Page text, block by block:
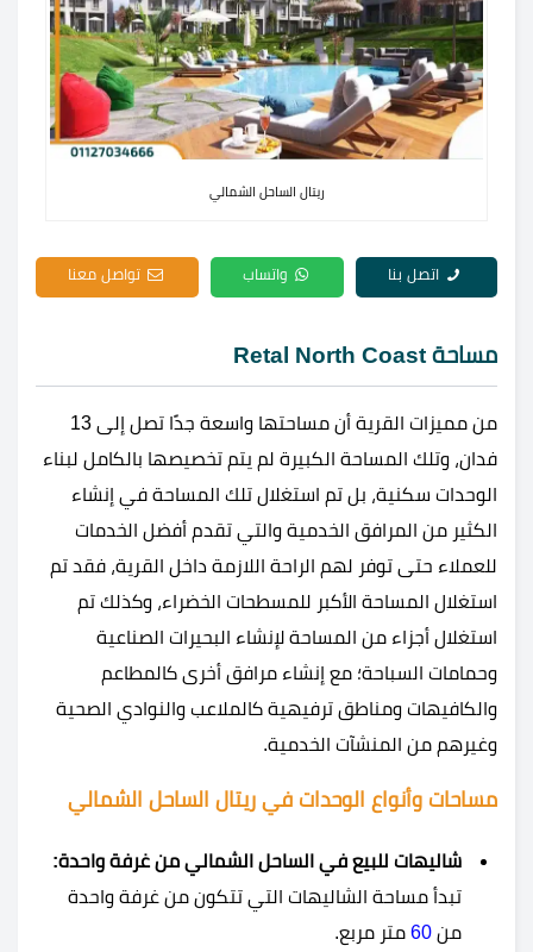
ريتال الساحل الشمالي
اتصل بنا واتساب تواصل معنا
مساحة Retal North Coast
من مميزات القرية أن مساحتها واسعة جدًا تصل إلى 13
فدان، وتلك المساحة الكبيرة لم يتم تخصيصها بالكامل لبناء
الوحدات سكنية، بل تم استغلال تلك المساحة في إنشاء
الكثير من المرافق الخدمية والتي تقدم أفضل الخدمات
للعملاء حتى توفر لهم الراحة اللازمة داخل القرية، فقد تم
استغلال المساحة الأكبر للمسطحات الخضراء، وكذلك تم
استغلال أجزاء من المساحة لإنشاء البحيرات الصناعية
وحمامات السباحة؛ مع إنشاء مرافق أخرى كالمطاعم
والكافيهات ومناطق ترفيهية كالملاعب والنوادي الصحية
وغيرهم من المنشآت الخدمية.
مساحات وأنواع الوحدات في ريتال الساحل الشمالي
شاليهات للبيع في الساحل الشمالي من غرفة واحدة:
تبدأ مساحة الشاليهات التي تتكون من غرفة واحدة
من 60 متر مربع.